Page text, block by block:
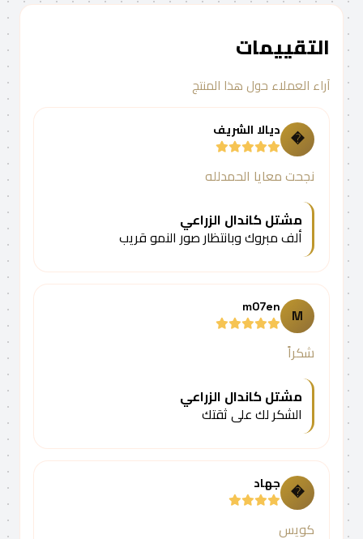
التقييمات
آراء العملاء حول هذا المنتج
�
ديالا الشريف
نجحت معايا الحمدلله
مشتل كاندال الزراعي
ألف مبروك وبانتظار صور النمو قريب
M
m07en
شكراً
مشتل كاندال الزراعي
الشكر لك على ثقتك
�
جهاد
كويس